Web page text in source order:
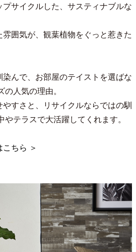
サイクルした、サスティナブルな
囲気が、観葉植物をぐっと惹きた
染んで、お部屋のテイストを選ばな
の人気の理由。
すさと、リサイクルならではの馴
テラスで大活躍してくれます。
ちら ＞